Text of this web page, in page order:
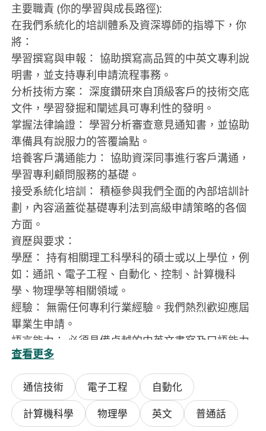
主要職責 (你的學習與成長路徑):
在我們系統化的培訓體系及資深導師的指導下，你
將：
學習撰寫與申報： 協助撰寫高品質的中英文專利說
明書，並支持專利申請流程事務。
分析技術方案： 深度鑽研來自頂級客戶的技術交底
文件，學習發掘和闡述具可專利性的發明。
掌握法律論證： 學習分析審查意見通知書，並協助
準備具有說服力的答覆論點。
培養客戶溝通能力： 協助資深同事進行客戶溝通，
學習專利顧問服務的基礎。
接受系統化培訓： 積極參與我們全面的內部培訓計
劃，內容涵蓋從基礎專利法到高級申請策略的各個
方面。
資歷與要求：
學歷： 持有相關理工科學科的碩士或以上學位，例
如：通訊、電子工程、自動化、控制、計算機科
學、物理學等相關領域。
經驗： 無需任何專利行業經驗。我們熱烈歡迎應屆
畢業生申請。
語言能力： 必須具備卓越的中英文書寫及口語能力
（普通話和英文流利）。本科階段接受中文教育、
研究生階段接受英文教育的候選人將獲優先考慮。
核心技能：
具備強大的邏輯推理與技術分析潛力。
卓越的書面表達與溝通能力。
查看更多
通信技術 電子工程
自動化
計算機科學
物理學 英文 普通話